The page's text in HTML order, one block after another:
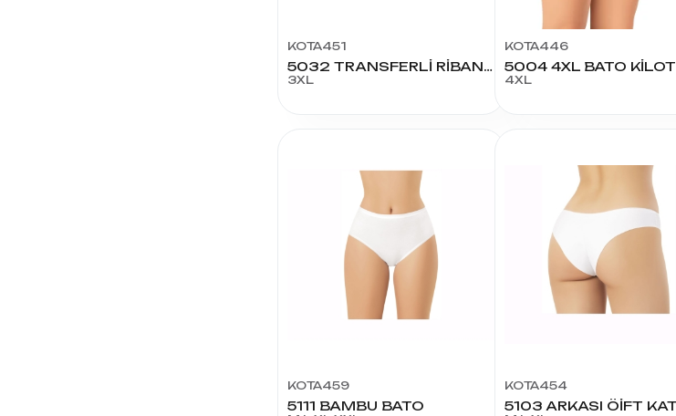
KOTA451
5032 TRANSFERLİ RİBANA BATO 3XL
3XL
KOTA446
5004 4XL BATO KİLOT
4XL
KOTA459
5111 BAMBU BATO
KOTA454